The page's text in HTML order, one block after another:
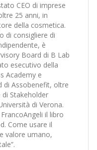
CEO di imprese
25 anni, in
della cosmetica.
di consigliere di
è
Board di B Lab
esecutivo della
Academy e
di Assobenefit, oltre
Stakeholder
di Verona.
il libro
Come usare il
valore umano,